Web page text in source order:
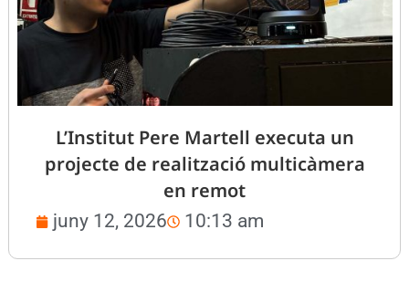
L’Institut Pere Martell executa un
projecte de realització multicàmera
en remot
juny 12, 2026 10:13 am